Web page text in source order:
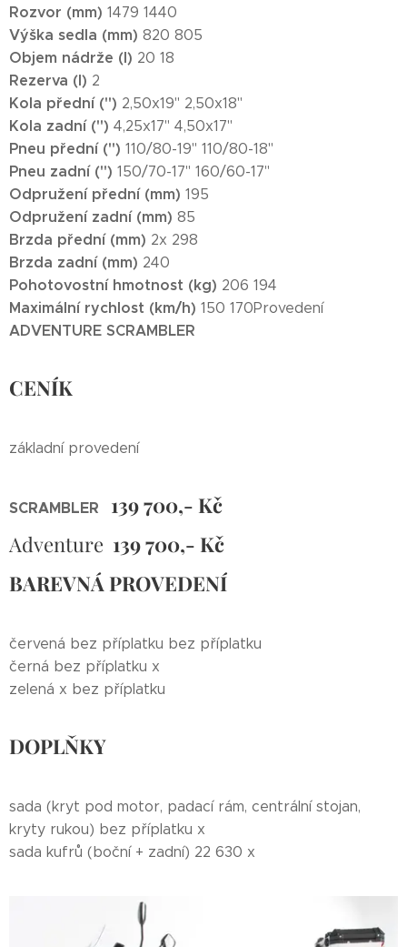
Rozvor (mm) 1479 1440
Výška sedla (mm) 820 805
Objem nádrže (l) 20 18
Rezerva (l) 2
Kola přední (") 2,50x19" 2,50x18"
Kola zadní (") 4,25x17" 4,50x17"
Pneu přední (") 110/80-19" 110/80-18"
Pneu zadní (") 150/70-17" 160/60-17"
Odpružení přední (mm) 195
Odpružení zadní (mm) 85
Brzda přední (mm) 2x 298
Brzda zadní (mm) 240
Pohotovostní hmotnost (kg) 206 194
Maximální rychlost (km/h) 150 170Provedení
ADVENTURE SCRAMBLER
CENÍK
základní provedení
SCRAMBLER
139 700,- Kč
Adventure 139 700,- Kč
BAREVNÁ PROVEDENÍ
červená bez příplatku bez příplatku
černá bez příplatku x
zelená x bez příplatku
DOPLŇKY
sada (kryt pod motor, padací rám, centrální stojan,
kryty rukou) bez příplatku x
sada kufrů (boční + zadní) 22 630 x